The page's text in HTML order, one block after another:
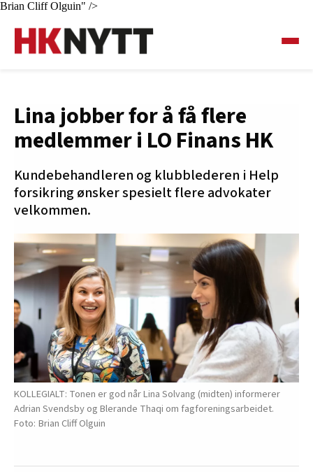
Brian Cliff Olguin" />
Lina jobber for å få flere
medlemmer i LO Finans HK
Kundebehandleren og klubblederen i Help
forsikring ønsker spesielt flere advokater
velkommen.
KOLLEGIALT: Tonen er god når Lina Solvang (midten) informerer
Adrian Svendsby og Blerande Thaqi om fagforeningsarbeidet.
Brian Cliff Olguin